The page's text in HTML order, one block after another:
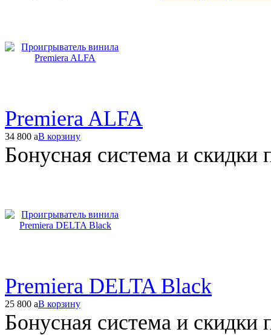
Premiera ALFA
34 800 aВ корзину
Бонусная система и скидки
Premiera DELTA Black
25 800 aВ корзину
Бонусная система и скидки